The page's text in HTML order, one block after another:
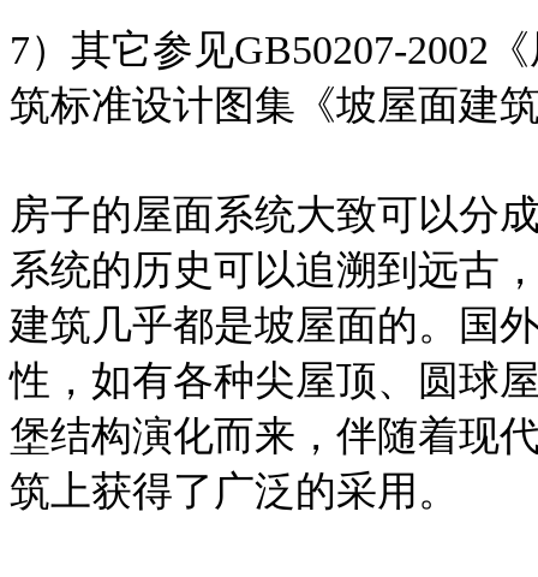
7）其它参见GB50207-2002
筑标准设计图集《坡屋面建
房子的屋面系统大致可以分
系统的历史可以追溯到远古
建筑几乎都是坡屋面的。国
性，如有各种尖屋顶、圆球
堡结构演化而来，伴随着现
筑上获得了广泛的采用。